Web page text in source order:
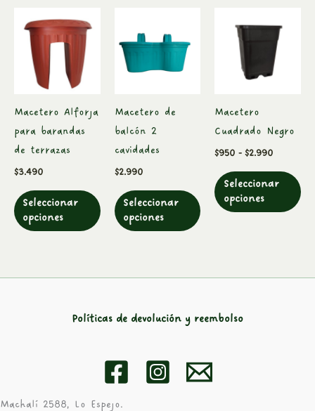
Macetero Alforja
para barandas
de terrazas
$3.490
Seleccionar
opciones
producto
tiene
múltiples
Las
opciones
pueden
en
producto
Macetero de
balcón 2
cavidades
$2.990
Seleccionar
opciones
producto
múltiples
Las
opciones
elegir
en
producto
Macetero
Cuadrado Negro
$950 - $2.990
de
precios:
desde
$950
hasta
Seleccionar
opciones
Políticas de devolución y reembolso
Machalí 2588, Lo Espejo.